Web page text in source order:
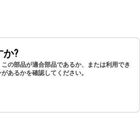
か?
の部品が適合部品であるか、または利用でき
あるかを確認してください。